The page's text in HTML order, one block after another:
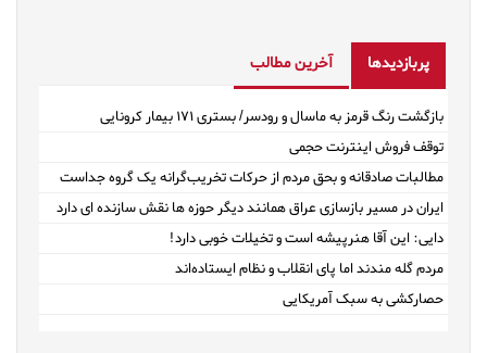
پربازدیدها آخرین مطالب
بازگشت رنگ قرمز به ماسال و رودسر/ بستری ۱۷۱ بیمار کرونایی
توقف فروش اینترنت حجمی
مطالبات صادقانه و بحق مردم از حرکات تخریب‌گرانه یک گروه جداست
ایران در مسیر بازسازی عراق همانند دیگر حوزه ها نقش سازنده ای دارد
دایی: این آقا هنرپیشه است و تخیلات خوبی دارد!
مردم گله مندند اما پای انقلاب و نظام ایستاده‌اند
حصارکشی به سبک آمریکایی